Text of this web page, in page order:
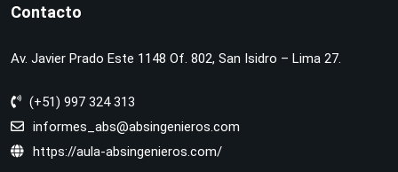
Contacto
Av. Javier Prado Este 1148 Of. 802, San Isidro – Lima 27.
(+51) 997 324 313
informes_abs@absingenieros.com
https://aula-absingenieros.com/